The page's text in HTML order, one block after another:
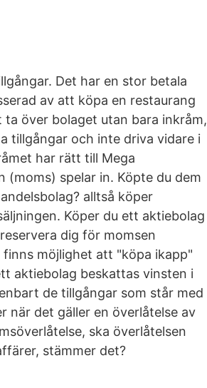
Det har en stor betala
av att köpa en restaurang
över bolaget utan bara inkråm,
tillgångar och inte driva vidare i
har rätt till Mega
spelar in. Köpte du dem
alltså köper
Köper du ett aktiebolag
dig för momsen
möjlighet att "köpa ikapp"
aktiebolag beskattas vinsten i
de tillgångar som står med
när det gäller en överlåtelse av
ska överlåtelsen
stämmer det?